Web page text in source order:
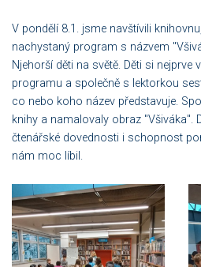
V pondělí 8.1. jsme navštívili
nachystaný program s názvem
Njehorší děti na světě. Děti si nejprve
programu a společně s lektorkou
co nebo koho název představuje.
knihy a namalovaly obraz "Všiváka".
čtenářské dovednosti i schopnost
nám moc líbil.